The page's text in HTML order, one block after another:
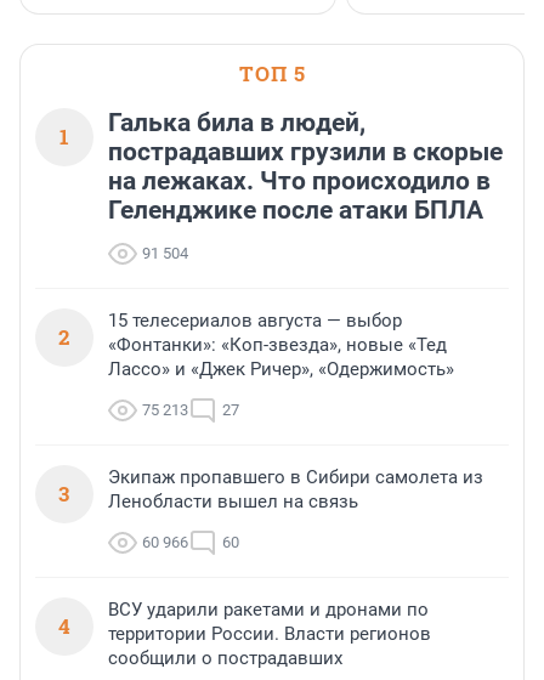
ТОП 5
1
Галька била в людей,
пострадавших грузили в скорые
на лежаках. Что происходило в
Геленджике после атаки БПЛА
91 504
2
15 телесериалов августа — выбор
«Фонтанки»: «Коп-звезда», новые «Тед
Лассо» и «Джек Ричер», «Одержимость»
75 213 27
3
Экипаж пропавшего в Сибири самолета из
Ленобласти вышел на связь
60 966 60
4
ВСУ ударили ракетами и дронами по
территории России. Власти регионов
сообщили о пострадавших